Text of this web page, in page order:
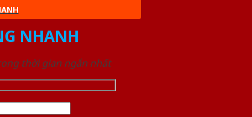
NHANH
thời gian ngắn nhất